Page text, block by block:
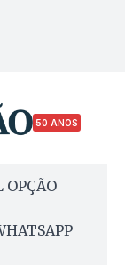
50 ANOS
OPÇÃO